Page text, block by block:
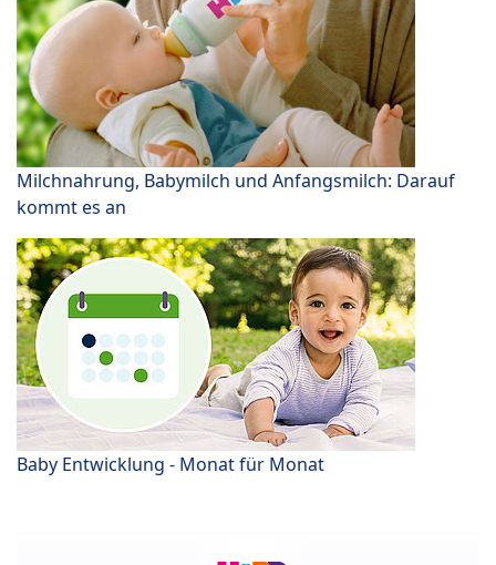
Milchnahrung, Babymilch und Anfangsmilch: Darauf
kommt es an
Baby Entwicklung - Monat für Monat